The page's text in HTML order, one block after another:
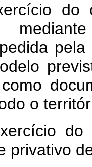
do
o
do
privativo